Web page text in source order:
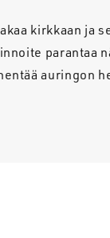
kirkkaan ja
parantaa
auringon